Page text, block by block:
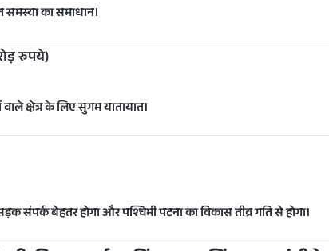
समस्या का समाधान।
रुपये)
क्षेत्र के लिए सुगम यातायात।
संपर्क बेहतर होगाऔरपश्चिमी पटना का विकासतीव्र गति से होगा।